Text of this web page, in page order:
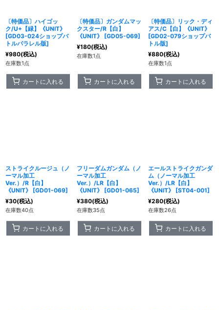
〔特価品〕ハイゴッ
ク/U+【緑】《UNIT》
[GD03-024ショップバ
トルパラレル版]
¥980(税込)
在庫数1点
カートに入れる
〔特価品〕ガンダムマッ
クスター/R【白】
《UNIT》
[GD05-069]
¥180(税込)
在庫数1点
カートに入れる
〔特価品〕リック・ディ
アス/C【白】《UNIT》
[GD02-079ショップバ
トル版]
¥880(税込)
在庫数1点
カートに入れる
ストライクルージュ（ノ
ーマル加工
Ver.）/R【白】
《UNIT》
[GD01-069]
¥30(税込)
在庫数40点
カートに入れる
フリーダムガンダム（ノ
ーマル加工
Ver.）/LR【白】
《UNIT》
[GD01-065]
¥380(税込)
在庫数35点
カートに入れる
エールストライクガンダ
ム（ノーマル加工
Ver.）/LR【白】
《UNIT》
[ST04-001]
¥280(税込)
在庫数26点
カートに入れる